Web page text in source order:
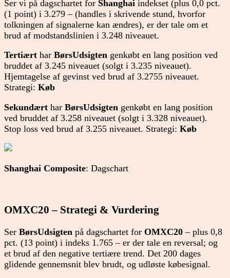
Ser vi på dagschartet for Shanghai indekset (plus 0,0 pct.
(1 point) i 3.279 – (handles i skrivende stund, hvorfor
tolkningen af signalerne kan ændres), er der tale om et
brud af modstandslinien i 3.248 niveauet.
Tertiært har BørsUdsigten genkøbt en lang position ved
bruddet af 3.245 niveauet (solgt i 3.235 niveauet).
Hjemtagelse af gevinst ved brud af 3.2755 niveauet.
Strategi: Køb
Sekundært har BørsUdsigten genkøbt en lang position
ved bruddet af 3.258 niveauet (solgt i 3.328 niveauet).
Stop loss ved brud af 3.255 niveauet. Strategi: Køb
Shanghai Composite: Dagschart
OMXC20 – Strategi & Vurdering
Ser BørsUdsigten på dagschartet for OMXC20– plus 0,8
pct. (13 point) i indeks 1.765 – er der tale en reversal; og
et brud af den negative tertiære trend. Det 200 dages
glidende gennemsnit blev brudt, og udløste købesignal.